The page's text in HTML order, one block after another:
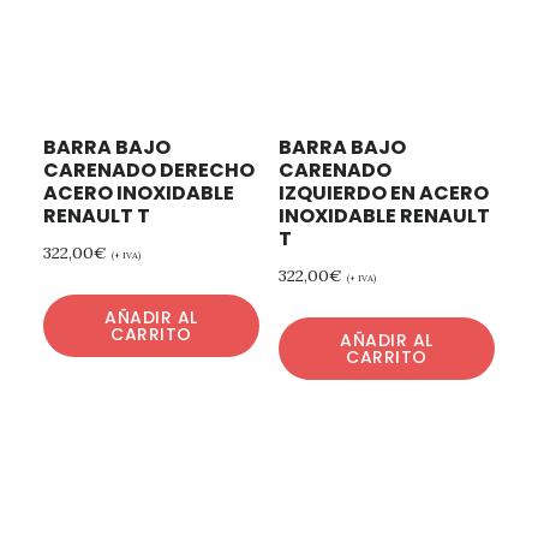
BARRA BAJO
CARENADO DERECHO
ACERO INOXIDABLE
RENAULT T
322,00€ (+ IVA)
AÑADIR AL
CARRITO
BARRA BAJO
CARENADO
IZQUIERDO EN ACERO
INOXIDABLE RENAULT
T
322,00€ (+ IVA)
AÑADIR AL
CARRITO